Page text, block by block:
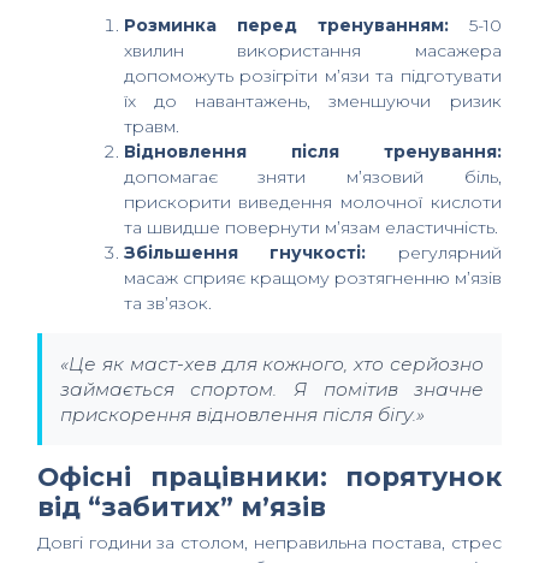
Розминка перед тренуванням:5-10
хвилин використання масажера
допоможуть розігріти м’язи та підготувати
їх до навантажень, зменшуючи ризик
травм.
Відновлення після тренування:
допомагає зняти м’язовий біль,
прискорити виведення молочної кислоти
та швидше повернути м’язам еластичність.
Збільшення гнучкості: регулярний
масаж сприяє кращому розтягненню м’язів
та зв’язок.
«Це як маст-хев для кожного, хто серйозно
займається спортом. Я помітив значне
прискорення відновлення після бігу.»
Офісні працівники: порятунок
від “забитих” м’язів
Довгі години за столом, неправильна постава, стрес